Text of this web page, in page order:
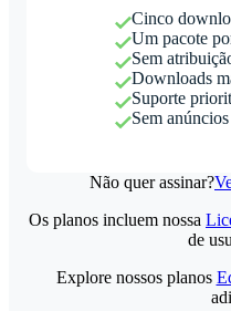
Cinco
Um pacote
Sem
Downloads
Suporte
Sem anúncios
Não quer assinar?
Os planos incluem nossa
de
Explore nossos planos